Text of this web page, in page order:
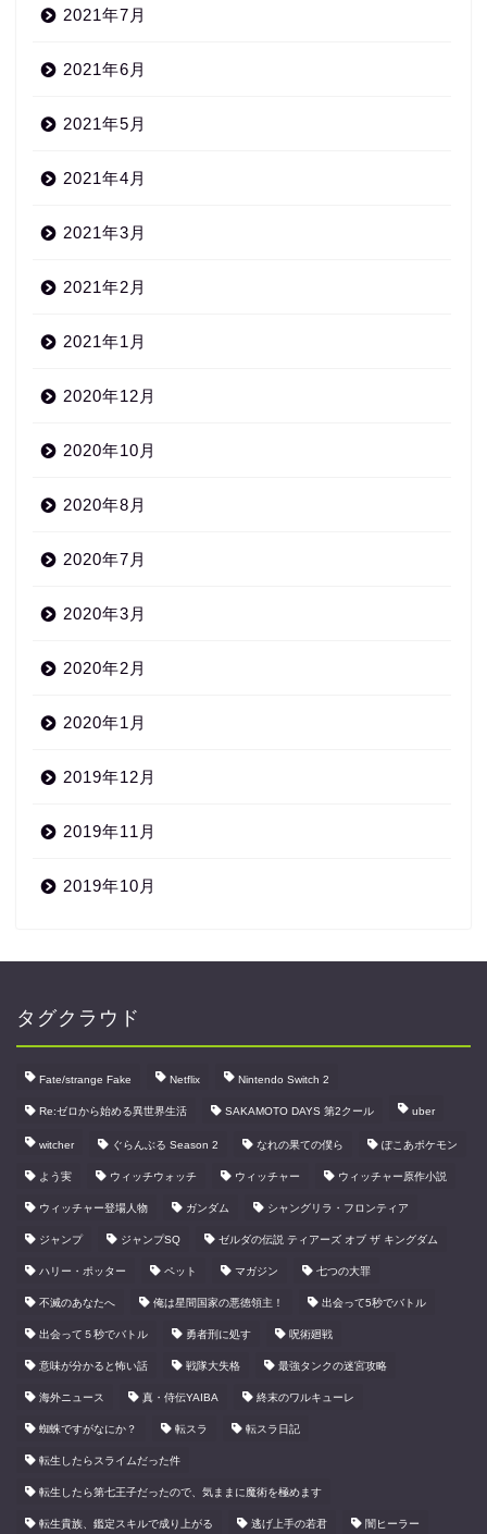
2021年7月
2021年6月
2021年5月
2021年4月
2021年3月
2021年2月
2021年1月
2020年12月
2020年10月
2020年8月
2020年7月
2020年3月
2020年2月
2020年1月
2019年12月
2019年11月
2019年10月
タグクラウド
Fate/strange Fake Netflix Nintendo Switch 2
Re:ゼロから始める異世界生活 SAKAMOTO DAYS 第2クール uber
witcher ぐらんぶる Season 2 なれの果ての僕ら ぽこあポケモン
よう実 ウィッチウォッチ ウィッチャー ウィッチャー原作小説
ウィッチャー登場人物 ガンダム シャングリラ・フロンティア
ジャンプ ジャンプSQ ゼルダの伝説 ティアーズ オブ ザ キングダム
ハリー・ポッター ペット マガジン 七つの大罪
不滅のあなたへ 俺は星間国家の悪徳領主！ 出会って5秒でバトル
出会って５秒でバトル 勇者刑に処す 呪術廻戦
意味が分かると怖い話 戦隊大失格 最強タンクの迷宮攻略
海外ニュース 真・侍伝YAIBA 終末のワルキューレ
蜘蛛ですがなにか？ 転スラ 転スラ日記
転生したらスライムだった件
転生したら第七王子だったので、気ままに魔術を極めます
転生貴族、鑑定スキルで成り上がる 逃げ上手の若君 闇ヒーラー